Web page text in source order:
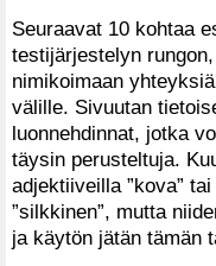
Seuraavat 10 kohtaa
testijärjestelyn
nimikoimaan
välille. Sivuutan
luonnehdinnat, jotka
täysin perusteltuja.
adjektiiveilla ”kova” tai
”silkkinen”, mutta
ja käytön jätän tämän